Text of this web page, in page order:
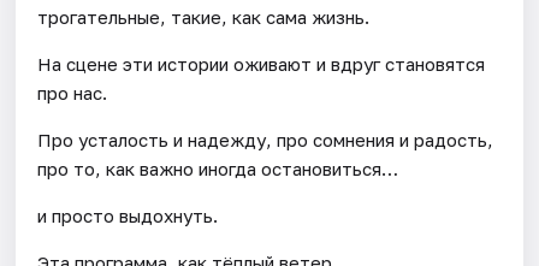
трогательные, такие, как сама жизнь.
На сцене эти истории оживают и вдруг становятся
про нас.
Про усталость и надежду, про сомнения и радость,
про то, как важно иногда остановиться…
и просто выдохнуть.